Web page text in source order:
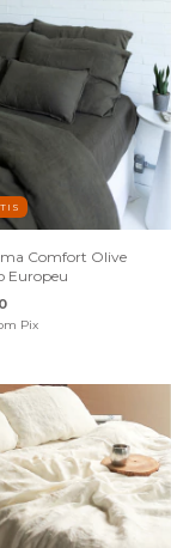
Comfort Olive
Europeu
Pix